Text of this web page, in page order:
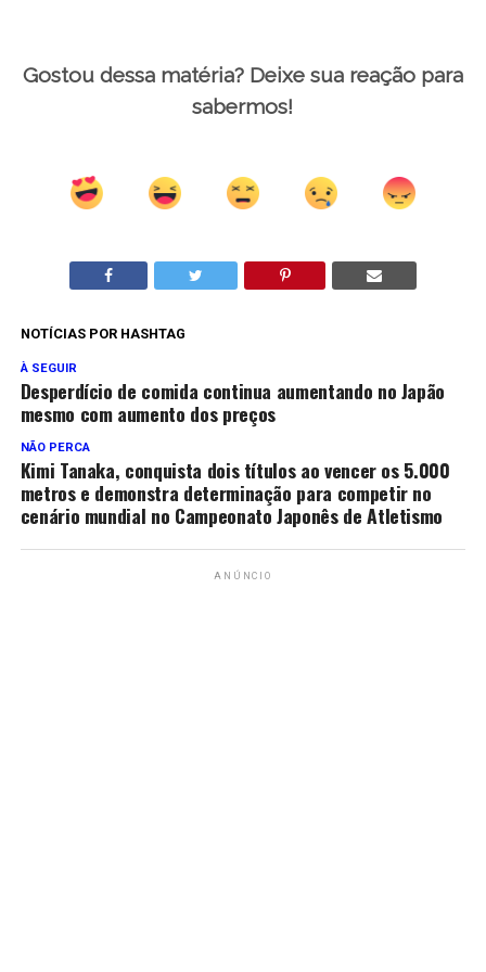
Gostou dessa matéria? Deixe sua reação para
sabermos!
NOTÍCIAS POR HASHTAG
À SEGUIR
Desperdício de comida continua aumentando no Japão
mesmo com aumento dos preços
NÃO PERCA
Kimi Tanaka, conquista dois títulos ao vencer os 5.000
metros e demonstra determinação para competir no
cenário mundial no Campeonato Japonês de Atletismo
ANÚNCIO